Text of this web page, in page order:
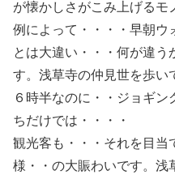
が懐かしさがこみ上げるモ
例によって・・・・早朝ウ
とは大違い・・・何が違
す。浅草寺の仲見世を歩い
６時半なのに・・ジョギ
ちだけでは・・・・
観光客も・・・それを目当
様・・の大賑わいです。浅